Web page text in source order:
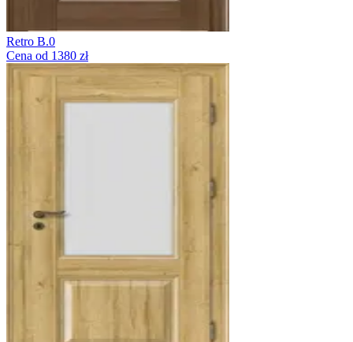
Retro B.0
Cena od 1380 zł